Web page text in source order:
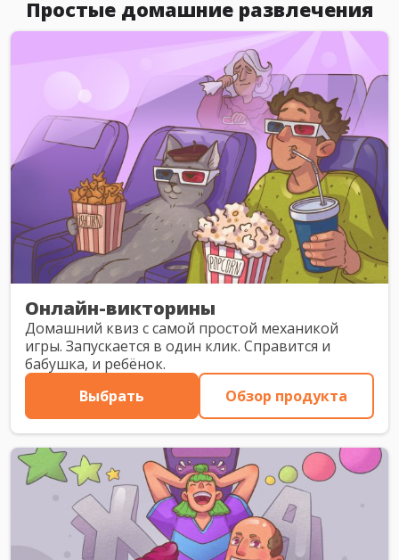
Простые домашние развлечения
Онлайн-викторины
Домашний квиз с самой простой механикой
игры. Запускается в один клик. Справится и
бабушка, и ребёнок.
Выбрать
Обзор продукта